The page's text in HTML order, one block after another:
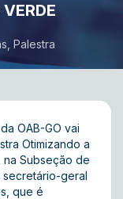
Palestra
OAB-GO vai
Otimizando a
na Subseção de
secretário-geral
que é